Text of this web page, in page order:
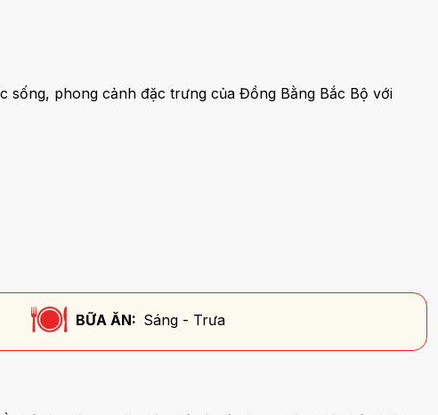
sống, phong cảnh đặc trưng của Đồng Bằng Bắc Bộ với
BỮA ĂN: Sáng - Trưa